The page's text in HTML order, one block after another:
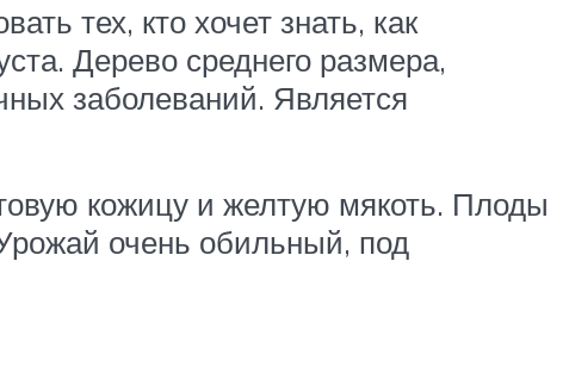
тех, кто хочет знать, как
Дерево среднего размера,
заболеваний. Является
кожицу и желтую мякоть. Плоды
очень обильный, под